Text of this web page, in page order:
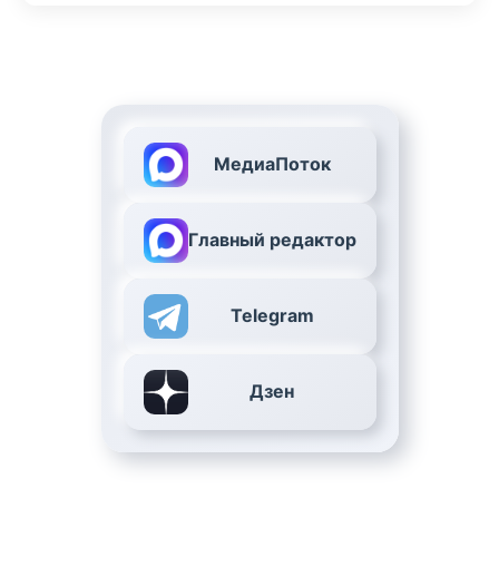
МедиаПоток
Главный редактор
Telegram
Дзен